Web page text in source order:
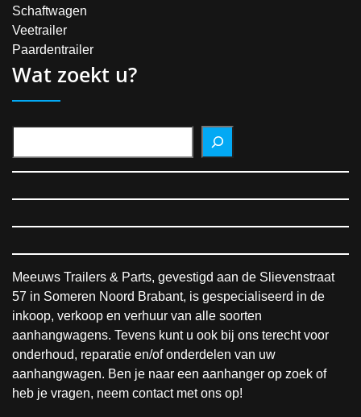
Schaftwagen
Veetrailer
Paardentrailer
Wat zoekt u?
Meeuws Trailers & Parts, gevestigd aan de Slievenstraat
57 in Someren Noord Brabant, is gespecialiseerd in de
inkoop, verkoop en verhuur van alle soorten
aanhangwagens. Tevens kunt u ook bij ons terecht voor
onderhoud, reparatie en/of onderdelen van uw
aanhangwagen. Ben je naar een aanhanger op zoek of
heb je vragen, neem contact met ons op!